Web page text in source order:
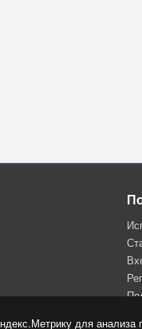
для анализа